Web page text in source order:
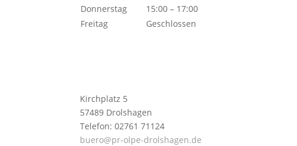
Donnerstag
15:00 – 17:00
Freitag
Geschlossen
Kirchplatz 5
57489 Drolshagen
Telefon: 02761 71124
buero@pr-olpe-drolshagen.de